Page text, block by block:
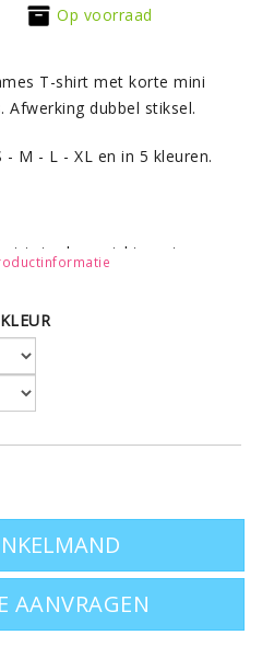
Op voorraad
T-shirt met korte mini
dubbel stiksel.
M - L - XL en in 5 kleuren.
totaaloverzicht gaat u naar
AANVRAGEN